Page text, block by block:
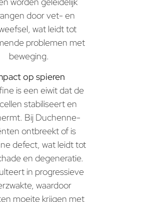
door vet- en
wat leidt tot
problemen met
beweging.
op spieren
is een eiwit dat de
stabiliseert en
Bij Duchenne-
ontbreekt of is
defect, wat leidt tot
en degeneratie.
in progressieve
waardoor
moeite krijgen met